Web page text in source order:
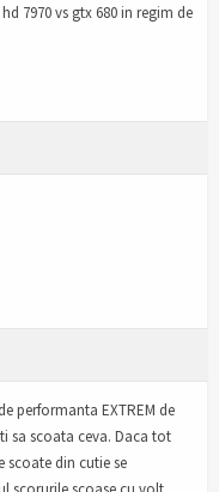
7970 vs gtx 680 in regim de
performanta EXTREM de
sa scoata ceva. Daca tot
scoate din cutie se